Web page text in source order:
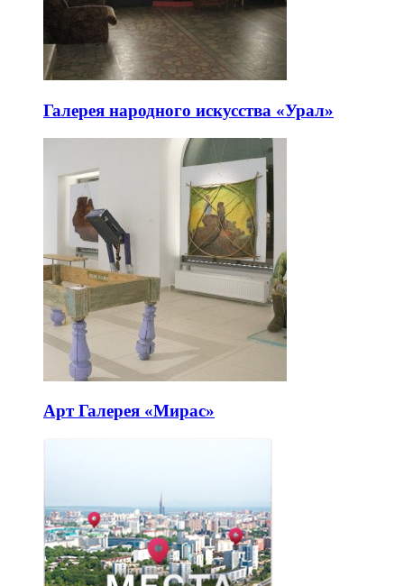
Галерея народного искусства «Урал»
Арт Галерея «Мирас»